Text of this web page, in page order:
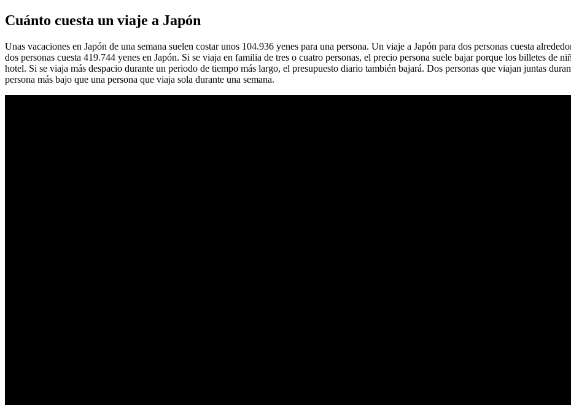
Cuánto cuesta un viaje a Japón
Unas vacaciones en Japón de una semana suelen costar unos 104.936 yenes para una persona. Un viaje a Japón para dos personas cuesta
dos personas cuesta 419.744 yenes en Japón. Si se viaja en familia de tres o cuatro personas, el precio persona suele bajar porque los billetes de
hotel. Si se viaja más despacio durante un periodo de tiempo más largo, el presupuesto diario también bajará. Dos personas que viajan juntas
persona más bajo que una persona que viaja sola durante una semana.